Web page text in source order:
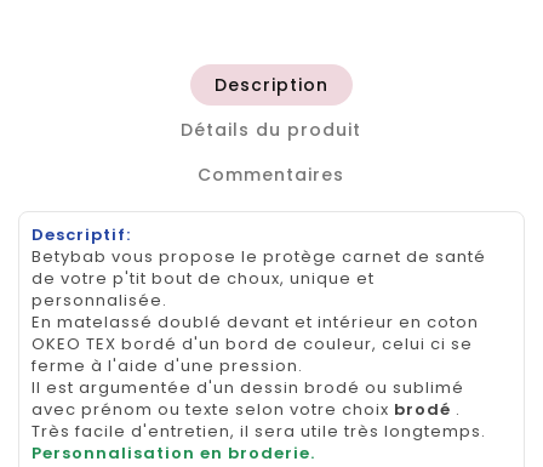
Description
Détails du produit
Commentaires
Descriptif:
Betybab vous propose le protège carnet de santé
de votre p'tit bout de choux, unique et
personnalisée.
En matelassé doublé devant et intérieur en coton
OKEO TEX bordé d'un bord de couleur, celui ci se
ferme à l'aide d'une pression.
Il est argumentée d'un dessin brodé ou sublimé
avec prénom ou texte selon votre choix brodé .
Très facile d'entretien, il sera utile très longtemps.
Personnalisation en broderie.